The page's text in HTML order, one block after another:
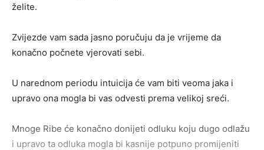
želite.
Zvijezde vam sada jasno poručuju da je vrijeme da
konačno počnete vjerovati sebi.
U narednom periodu intuicija će vam biti veoma jaka i
upravo ona mogla bi vas odvesti prema velikoj sreći.
Mnoge Ribe će konačno donijeti odluku koju dugo odlažu
i upravo ta odluka mogla bi kasnije potpuno promijeniti